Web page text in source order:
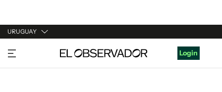
URUGUAY
URUGUAY
ARGENTINA
Login